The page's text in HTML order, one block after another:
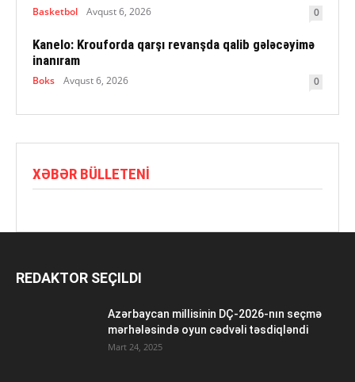
Basketbol Avqust 6, 2026 0
Kanelo: Krouforda qarşı revanşda qalib gələcəyimə
inanıram
Boks Avqust 6, 2026 0
XƏBƏR BÜLLETENI
REDAKTOR SEÇILDI
Azərbaycan millisinin DÇ-2026-nın seçmə
mərhələsində oyun cədvəli təsdiqləndi
Mart 24, 2025